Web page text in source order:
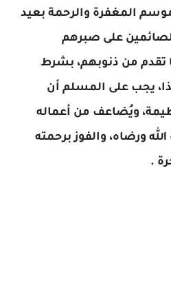
المغفرة والرحمة بعيد
على صبرهم
تقدم من ذنوبهم، بشرط
يجب على المسلم أن
ويُضاعف من أعماله
ورضاه، والفوز برحمته
.